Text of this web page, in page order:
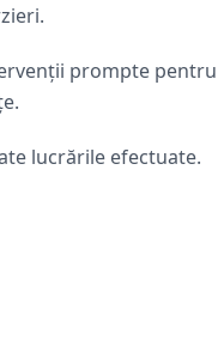
prompte pentru
lucrările efectuate.